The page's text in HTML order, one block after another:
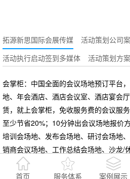
拓源新思国际会展传媒 活动策划公司
活动执行启动签到多媒体
活动策划方
会掌柜：中国全面的会议场地预订平台
地、年会酒店、酒店会议室、酒店宴会
赁，就上会掌柜，免收服务费的会议服
至少节省20%；10分钟出会议场地报价
培训会场地、发布会场地、研讨会场地
销商会议场地、工作总结会场地、沙龙/
锐信息科技有限公司旗下品牌
首页 服务体系 案例展示